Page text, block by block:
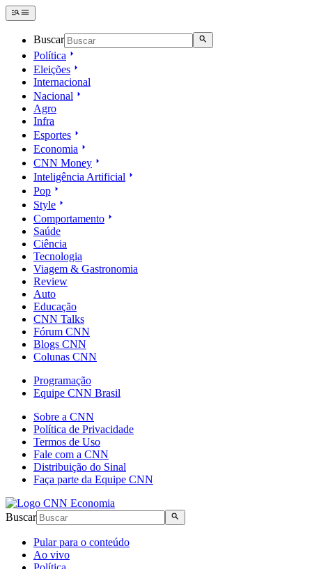
Buscar
Política
Eleições
Internacional
Nacional
Agro
Infra
Esportes
Economia
CNN Money
Inteligência Artificial
Pop
Style
Comportamento
Saúde
Ciência
Tecnologia
Viagem & Gastronomia
Review
Auto
Educação
CNN Talks
Fórum CNN
Blogs CNN
Colunas CNN
Programação
Equipe CNN Brasil
Sobre a CNN
Política de Privacidade
Termos de Uso
Fale com a CNN
Distribuição do Sinal
Faça parte da Equipe CNN
Buscar
Pular para o conteúdo
Ao vivo